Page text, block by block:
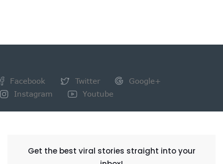
Facebook Twitter
Google+
Instagram
Youtube
Get the best viral stories straight into your